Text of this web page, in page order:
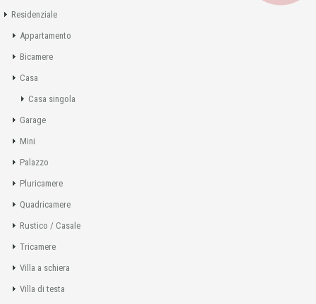
Residenziale
Appartamento
Bicamere
Casa
Casa singola
Garage
Mini
Palazzo
Pluricamere
Quadricamere
Rustico / Casale
Tricamere
Villa a schiera
Villa di testa